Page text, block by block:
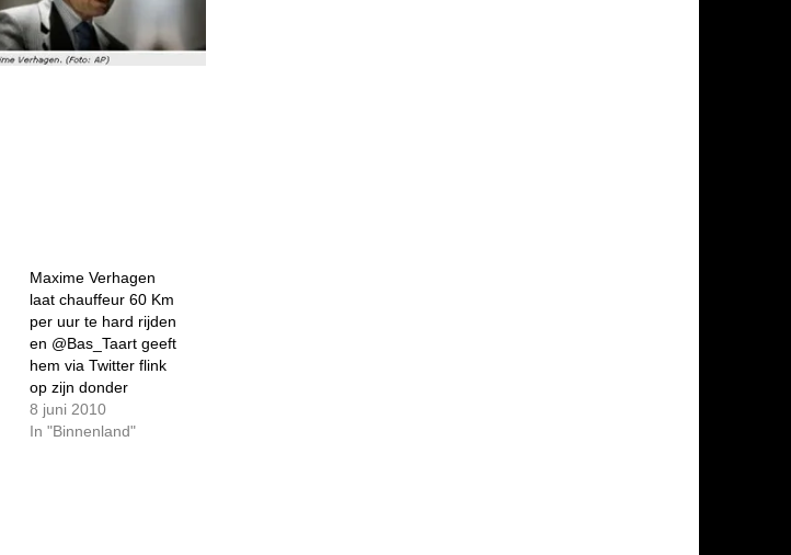
Maxime Verhagen
laat chauffeur 60 Km
per uur te hard rijden
en @Bas_Taart geeft
hem via Twitter flink
op zijn donder
8 juni 2010
In "Binnenland"